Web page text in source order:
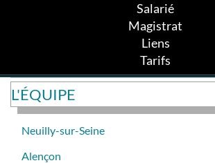
Salarié
Magistrat
Liens
Tarifs
L'ÉQUIPE
Neuilly-sur-Seine
Alençon